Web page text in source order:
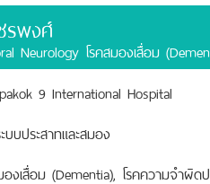
พงศ์
Neurology โรคสมองเสื่อม
9 International Hospital
บบประสาทและสมอง
องเสื่อม (Dementia), โรคความจำผิ